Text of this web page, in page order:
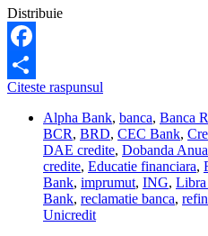
Distribuie
Facebook
Share
Citeste raspunsul
banca
refinantam
un
credit
ipotecar,
pentru
Alpha Bank, banca, Banca
BCR, BRD, CEC Bank,
DAE credite, Dobanda
credite, Educatie financiara,
Bank, imprumut, ING,
Bank, reclamatie banca,
Unicredit